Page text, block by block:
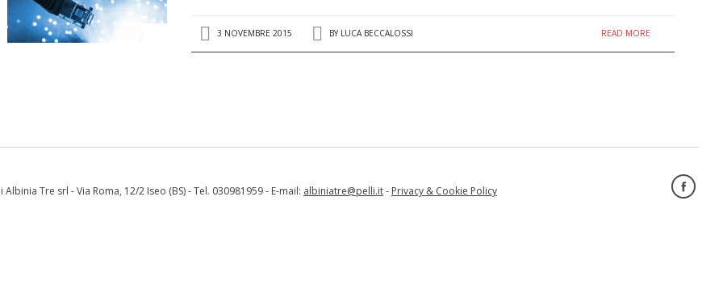
3 NOVEMBRE 2015 BY LUCA BECCALOSSI READ MORE
Tre srl - Via Roma, 12/2 Iseo (BS) - Tel. 030981959 - E-mail: albiniatre@pelli.it- Privacy & Cookie Policy